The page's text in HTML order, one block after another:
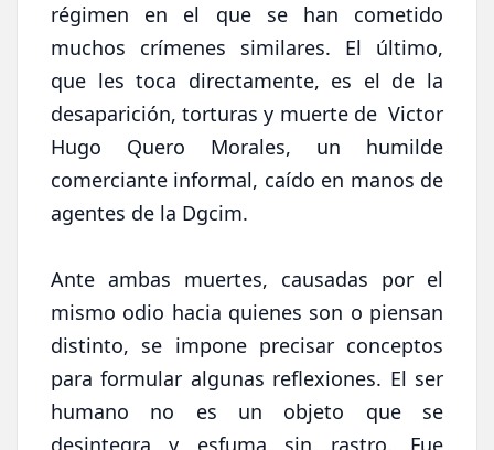
régimen en el que se han cometido
muchos crímenes similares. El último,
que les toca directamente, es el de la
desaparición, torturas y muerte de Victor
Hugo Quero Morales, un humilde
comerciante informal, caído en manos de
agentes de la Dgcim.
Ante ambas muertes, causadas por el
mismo odio hacia quienes son o piensan
distinto, se impone precisar conceptos
para formular algunas reflexiones. El ser
humano no es un objeto que se